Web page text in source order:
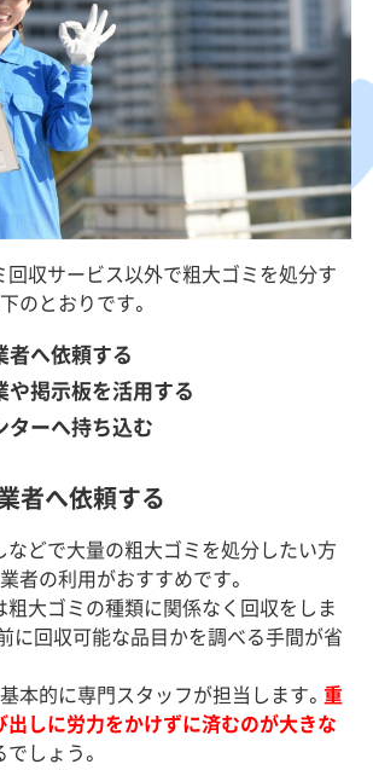
回収サービス以外で粗大ゴミを処分す
のとおりです。
者へ依頼する
や掲示板を活用する
ターへ持ち込む
者へ依頼する
どで大量の粗大ゴミを処分したい方
者の利用がおすすめです。
粗大ゴミの種類に関係なく回収をしま
に回収可能な品目かを調べる手間が省
本的に専門スタッフが担当します。 重
出しに労力をかけずに済むのが大きな
しょう。